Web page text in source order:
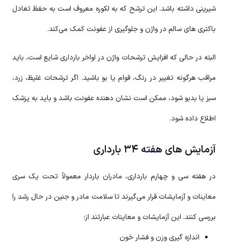
شیرینی داشته باشد. این ترشح که به لکوره معروف است به حفظ تعادل
باکتری های سالم در واژن و جلوگیری از عفونت کمک می‌کند.
البته در حالی که افزایش ترشحات واژن در اواخر بارداری شایع است، باید
مراقب هرگونه تغییر در رنگ، قوام یا بو باشید. اگر ترشحات غلیظ، زرد،
سبز یا بدبو شود، ممکن است نشان دهنده عفونت باشد و باید به پزشک
اطلاع داده شود.
آزمایش های هفته ۳۴ بارداری
در هفته سی و چهارم بارداری، مادران باردار معمولاً تحت یک سری
معاینات و آزمایشات قرار می‌گیرند تا سلامت مادر و جنین در حال رشد را
بررسی کنند. این آزمایشات و معاینات عبارتند از:
اندازه گیری وزن و فشار خون